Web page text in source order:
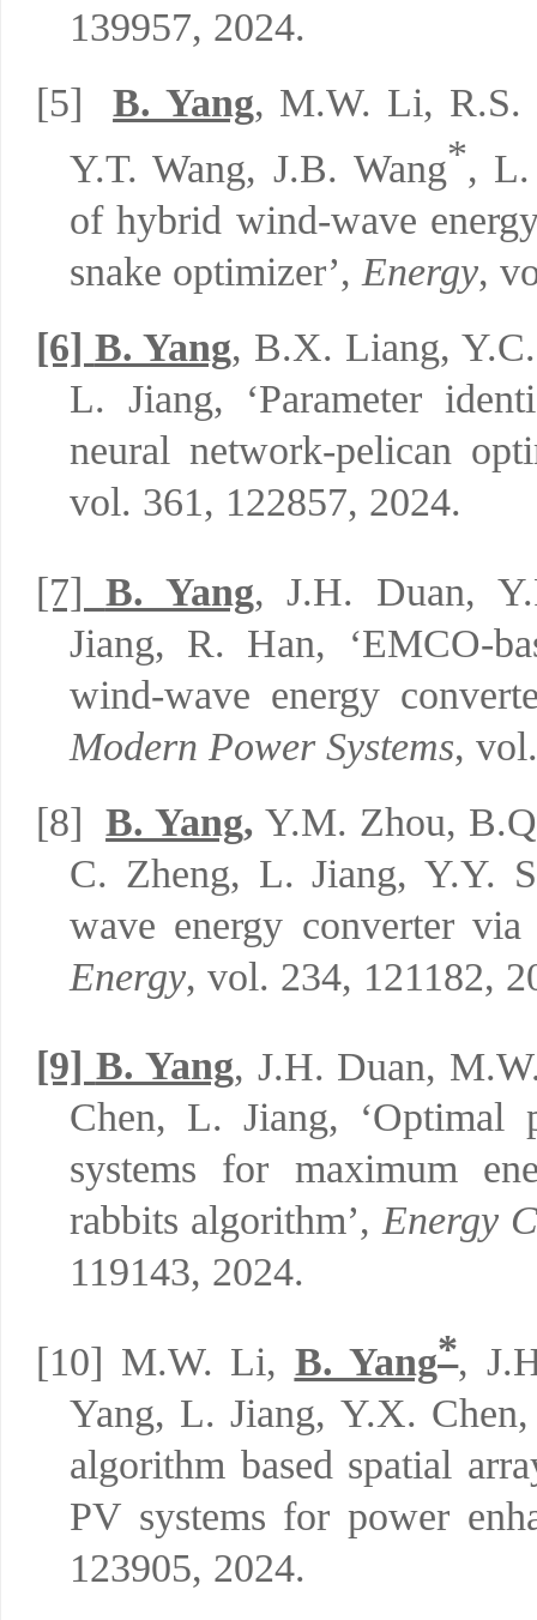
139957, 2024.
[5]
B. Yang, M.W. Li, R.S.
Y.T. Wang, J.B. Wang*, L.
of hybrid wind-wave
snake optimizer’, Energy,
[6] B. Yang, B.X. Liang,
L. Jiang,
‘Parameter
neural network-pelican
vol. 361, 122857, 2024.
[7] B. Yang, J.H. Duan,
Jiang, R. Han, ‘EMCO-
wind-wave energy
Modern Power Systems,
[8] B. Yang, Y.M. Zhou,
C. Zheng, L. Jiang, Y.Y.
wave energy converter
Energy, vol. 234, 121182,
[9] B. Yang, J.H. Duan,
Chen, L. Jiang, ‘Optimal
systems for maximum
rabbits algorithm’, Energy
119143, 2024.
[10] M.W. Li, B. Yang*,
Yang, L. Jiang, Y.X.
algorithm based spatial
PV systems for power
123905, 2024.